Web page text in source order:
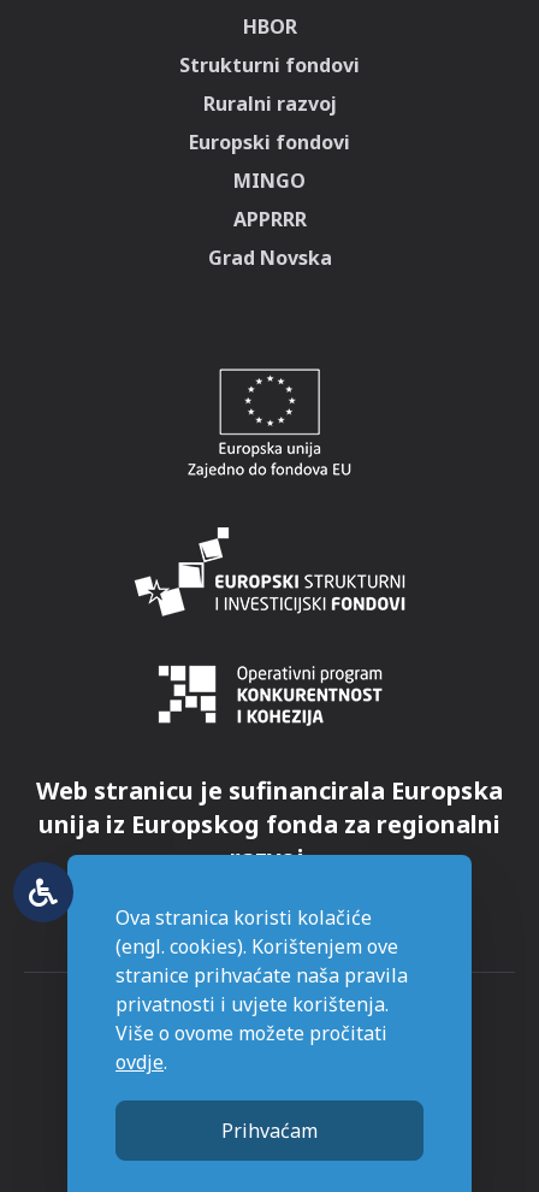
HBOR
Strukturni fondovi
Ruralni razvoj
Europski fondovi
MINGO
APPRRR
Grad Novska
Web stranicu je sufinancirala Europska
unija iz Europskog fonda za regionalni
razvoj.
Stranice napravljene sa
Ova stranica koristi kolačiće
(engl. cookies). Korištenjem ove
stranice prihvaćate naša pravila
privatnosti i uvjete korištenja.
Više o ovome možete pročitati
ovdje.
Prihvaćam